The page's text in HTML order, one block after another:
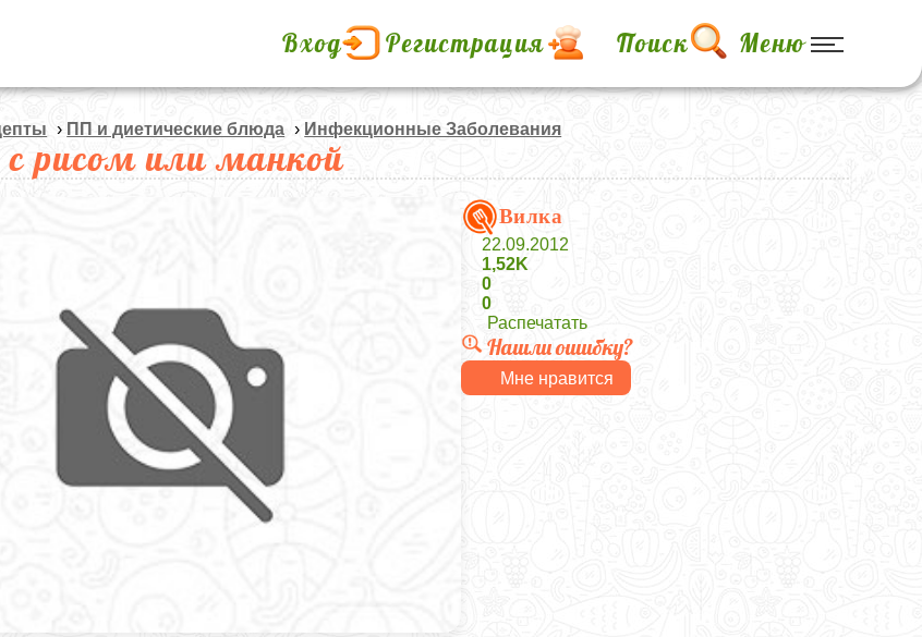
Вход Регистрация Поиск Меню
› ПП и диетические блюда › Инфекционные Заболевания
рисом или манкой
Вилка
22.09.2012
1,52K
0
0
Распечатать
Нашли ошибку?
Мне нравится